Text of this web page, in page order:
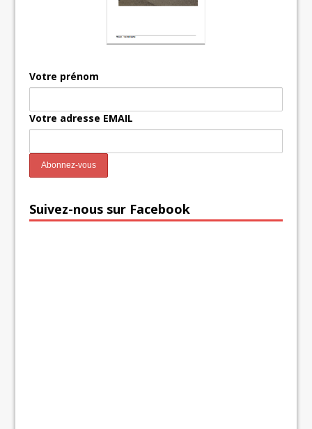
Votre prénom
Votre adresse EMAIL
Suivez-nous sur Facebook